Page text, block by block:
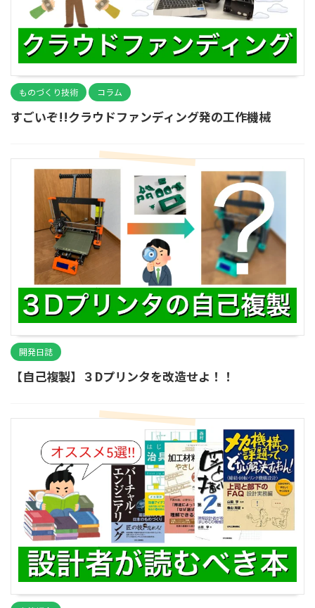
ものづくり技術 コラム
すごいぞ!!クラウドファンディング発の工作機械
開発日誌
【自己複製】３Dプリンタを改造せよ！！